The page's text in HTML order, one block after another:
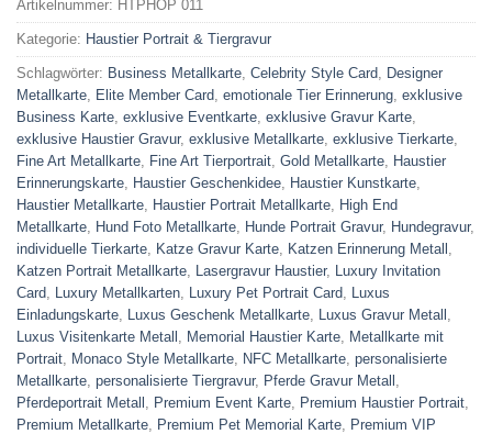
Artikelnummer: HTPHOP 011
Kategorie: Haustier Portrait & Tiergravur
Schlagwörter: Business Metallkarte Celebrity Style Card
Designer
Metallkarte
Elite Member Card emotionale Tier Erinnerung exklusive
Business Karte exklusive Eventkarte exklusive Gravur Karte
exklusive Haustier Gravur, exklusive Metallkarte exklusive Tierkarte
Fine Art Metallkarte
Fine Art Tierportrait Gold Metallkarte
Haustier
Erinnerungskarte
Haustier Geschenkidee Haustier Kunstkarte
Haustier Metallkarte
Haustier Portrait Metallkarte
High End
Metallkarte
Hund Foto Metallkarte Hunde Portrait Gravur, Hundegravur,
individuelle Tierkarte
Katze Gravur Karte Katzen Erinnerung Metall
Katzen Portrait Metallkarte
Lasergravur Haustier,
Luxury Invitation
Card
Luxury Metallkarten Luxury Pet Portrait Card
Luxus
Einladungskarte
Luxus Geschenk Metallkarte Luxus Gravur Metall
Luxus Visitenkarte Metall
Memorial Haustier Karte
Metallkarte mit
Portrait
Monaco Style Metallkarte NFC Metallkarte personalisierte
Metallkarte personalisierte Tiergravur, Pferde Gravur Metall
Pferdeportrait Metall
Premium Event Karte Premium Haustier Portrait
Premium Metallkarte
Premium Pet Memorial Karte
Premium VIP